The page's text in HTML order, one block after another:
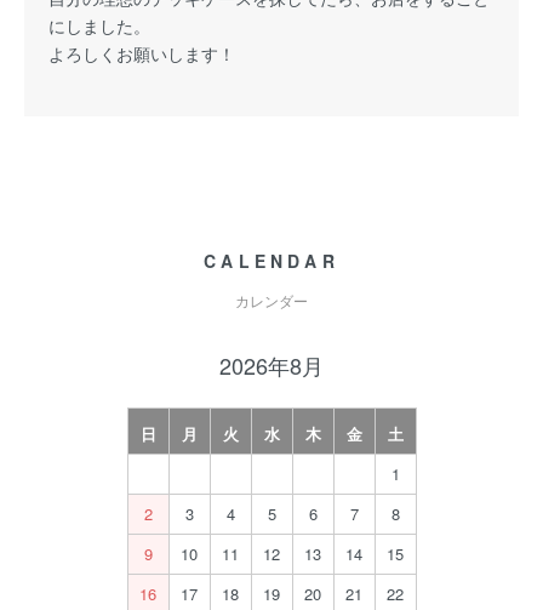
にしました。
よろしくお願いします！
CALENDAR
カレンダー
2026年8月
日 月 火 水 木 金
土
1
2
3 4 5 6 7
8
9
10 11 12 13 14
15
16
17 18 19 20 21
22